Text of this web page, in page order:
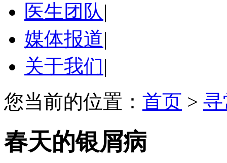
医生团队|
媒体报道|
关于我们|
您当前的位置： 首页 >
春天的银屑病